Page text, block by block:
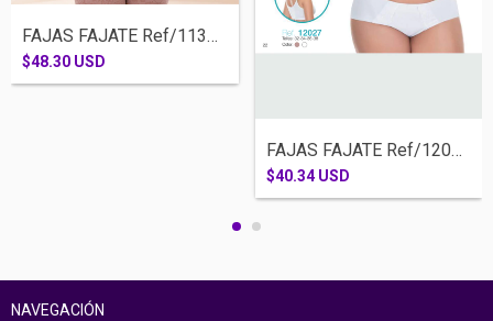
FAJAS FAJATE Ref/11377- BRASIER POSTQUIR...
$48.30 USD
FAJAS FAJATE Ref/12027- BRASIER POSTQUIR...
$40.34 USD
NAVEGACIÓN